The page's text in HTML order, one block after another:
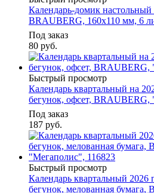
Календарь-домик настольный
BRAUBERG, 160х110 мм, 6
Под заказ
80 руб.
Быстрый просмотр
Календарь квартальный на
бегунок, офсет, BRAUBERG,
Под заказ
187 руб.
Быстрый просмотр
Календарь квартальный 2026
бегунок, мелованная